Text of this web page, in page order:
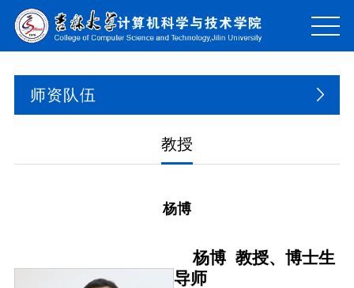
师资队伍
教授
杨博
杨博 教授、博士生
导师